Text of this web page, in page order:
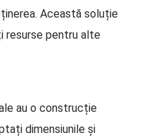
Această soluție
resurse pentru alte
au o construcție
dimensiunile și